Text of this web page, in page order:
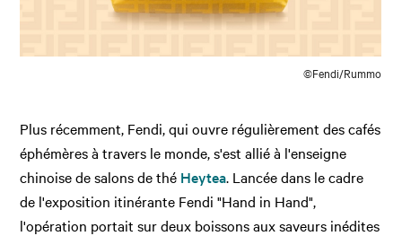
©Fendi/Rummo
Plus récemment, Fendi, qui ouvre régulièrement des cafés
éphémères à travers le monde, s'est allié à l'enseigne
chinoise de salons de thé Heytea. Lancée dans le cadre
de l'exposition itinérante Fendi "Hand in Hand",
l'opération portait sur deux boissons aux saveurs inédites